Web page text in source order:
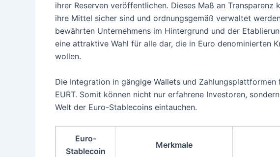
ihrer Reserven veröffentlichen. Dieses Maß an Transparenz
ihre Mittel sicher sind und ordnungsgemäß verwaltet
bewährten Unternehmens im Hintergrund und der
eine attraktive Wahl für alle dar, die in Euro denominierten
wollen.
Die Integration in gängige Wallets und
EURT. Somit können nicht nur erfahrene Investoren,
Welt der Euro-Stablecoins eintauchen.
Euro-
Stablecoin
Merkmale